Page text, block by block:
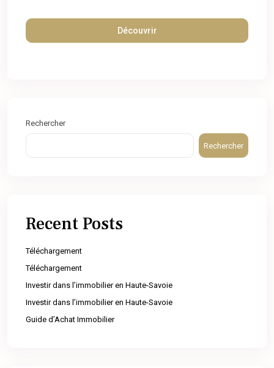
Découvrir
Rechercher
Rechercher
Recent Posts
Téléchargement
Téléchargement
Investir dans l’immobilier en Haute-Savoie
Investir dans l’immobilier en Haute-Savoie
Guide d’Achat Immobilier